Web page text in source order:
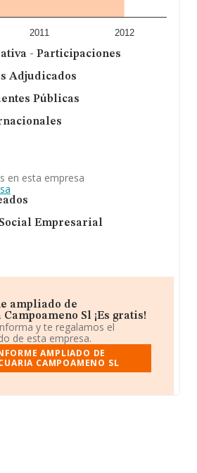
2011 2012
- Participaciones
Adjudicados
Públicas
en esta empresa
Empresarial
ampliado de
Sl ¡Es gratis!
y te regalamos el
de esta empresa.
AMPLIADO DE
CAMPOAMENO SL